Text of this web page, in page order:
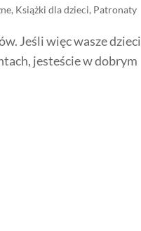
, Książki dla dzieci, Patronaty
Jeśli więc wasze dzieci
jesteście w dobrym